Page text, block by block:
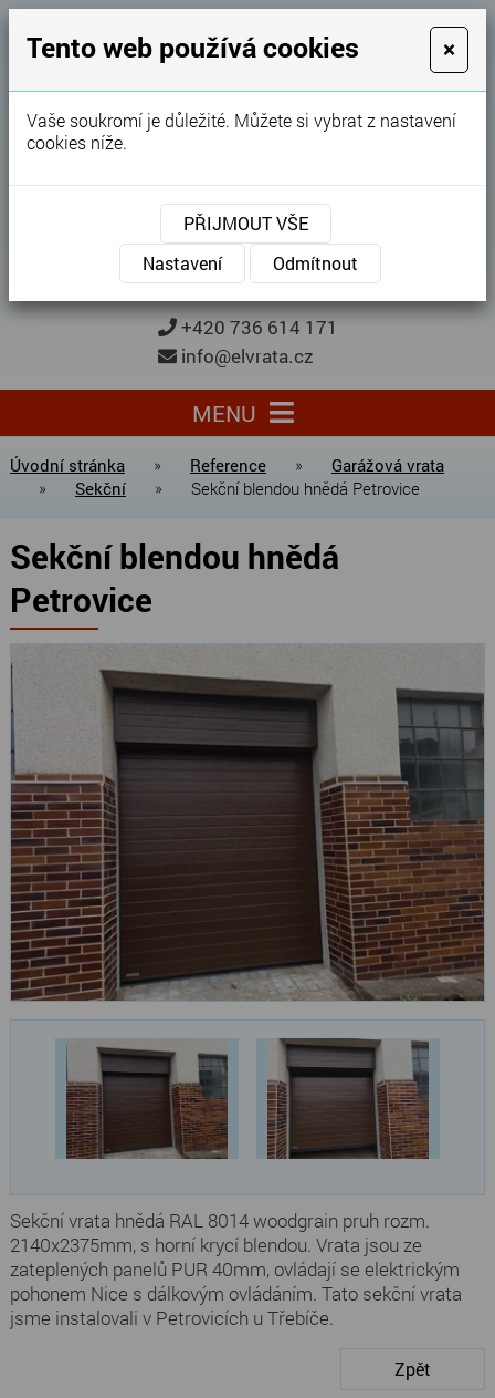
GARÁŽOVÁ VRATA
Karel Procházka
Garážová vrata, brány, ploty ...
Kontaktujte nás
KONTAKTUJTE NÁS
+420 736 614 171
info@elvrata.cz
MENU
Úvodní stránka » Reference »
Garážová vrata
»
Sekční » Sekční blendou hnědá Petrovice
Sekční blendou hnědá
Petrovice
Sekční vrata hnědá RAL 8014 woodgrain pruh rozm.
2140x2375mm, s horní krycí blendou. Vrata jsou ze
zateplených panelů PUR 40mm, ovládají se elektrickým
pohonem Nice s dálkovým ovládáním. Tato sekční vrata
jsme instalovali v Petrovicích u Třebíče.
Zpět
Tento web používá cookies ×
Vaše soukromí je důležité. Můžete si vybrat z nastavení
cookies níže.
PŘIJMOUT VŠE
Nastavení
Odmítnout